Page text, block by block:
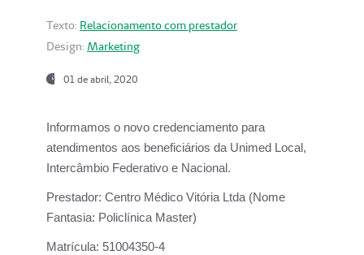
Texto: Relacionamento com prestador
Design: Marketing
01 de abril, 2020
Informamos o novo credenciamento para
atendimentos aos beneficiários da Unimed Local,
Intercâmbio Federativo e Nacional.
Prestador: Centro Médico Vitória Ltda (Nome
Fantasia: Policlínica Master)
Matrícula: 51004350-4